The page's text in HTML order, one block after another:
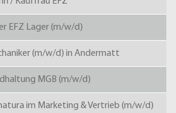
EFZ Lager (m/w/d)
(m/w/d) in Andermatt
MGB (m/w/d)
im Marketing & Vertrieb (m/w/d)